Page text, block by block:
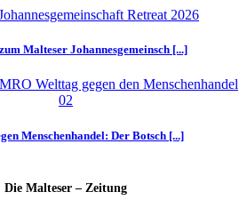
Malteser Johannesgemeinsch [...]
Menschenhandel: Der Botsch [...]
Die Malteser – Zeitung